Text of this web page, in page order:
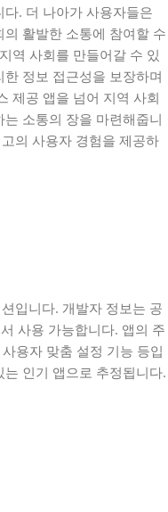
. 더 나아가 사용자들은
활발한 소통에 참여할 수
역 사회를 만들어갈 수 있
정보 접근성을 보장하며
제공 앱을 넘어 지역 사회
소통의 장을 마련해줍니
의 사용자 경험을 제공하
입니다. 개발자 정보는 공
사용 가능합니다. 앱의 주
용자 맞춤 설정 기능 등입
인기 앱으로 추정됩니다.